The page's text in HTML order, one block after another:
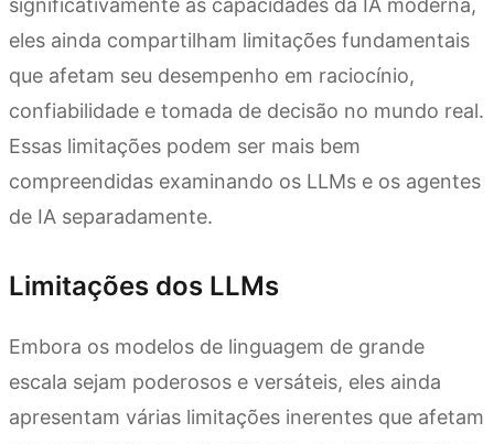
significativamente as capacidades da IA moderna,
eles ainda compartilham limitações fundamentais
que afetam seu desempenho em raciocínio,
confiabilidade e tomada de decisão no mundo real.
Essas limitações podem ser mais bem
compreendidas examinando os LLMs e os agentes
de IA separadamente.
Limitações dos LLMs
Embora os modelos de linguagem de grande
escala sejam poderosos e versáteis, eles ainda
apresentam várias limitações inerentes que afetam